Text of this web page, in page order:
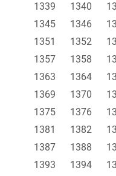
1339
1340
1345
1346
1351
1352
1357
1358
1363
1364
1369
1370
1375
1376
1381
1382
1387
1388
1393
1394